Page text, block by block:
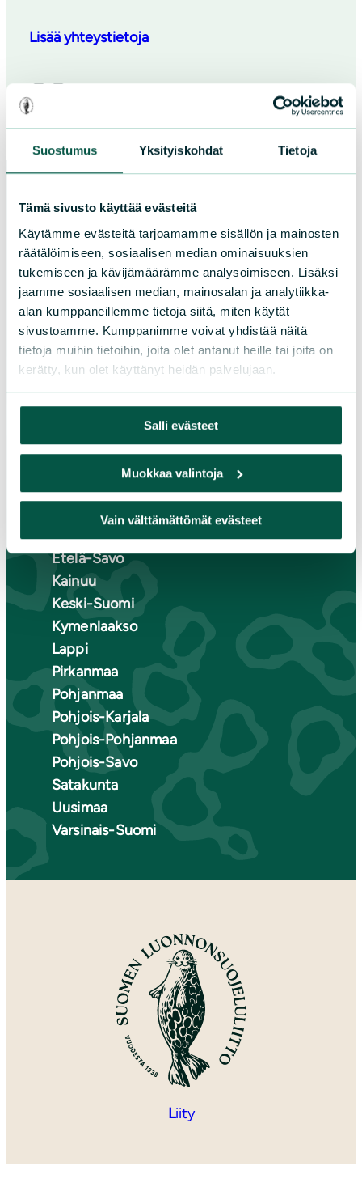
Suostumus Yksityiskohdat Tietoja
Tämä sivusto käyttää evästeitä
Käytämme evästeitä tarjoamamme sisällön ja mainosten
räätälöimiseen, sosiaalisen median ominaisuuksien
tukemiseen ja kävijämäärämme analysoimiseen. Lisäksi
jaamme sosiaalisen median, mainosalan ja analytiikka-
alan kumppaneillemme tietoja siitä, miten käytät
sivustoamme. Kumppanimme voivat yhdistää näitä
tietoja muihin tietoihin, joita olet antanut heille tai joita on
kerätty, kun olet käyttänyt heidän palvelujaan.
Salli evästeet
Muokkaa valintoja
Vain välttämättömät evästeet
Lisää yhteystietoja
Facebook Instagram
Paikallistoiminta
Tule vapaaehtoiseksi
Liity jäseneksi
Piirit ja yhdistykset
LIITY JÄSENEKSI
Suomen luonnonsuojeluliiton
Etelä-Häme
Etelä-Karjala
Etelä-Savo
Kainuu
Keski-Suomi
Kymenlaakso
Lappi
Pirkanmaa
Pohjanmaa
Pohjois-Karjala
Pohjois-Pohjanmaa
Pohjois-Savo
Satakunta
Uusimaa
Varsinais-Suomi
Liity